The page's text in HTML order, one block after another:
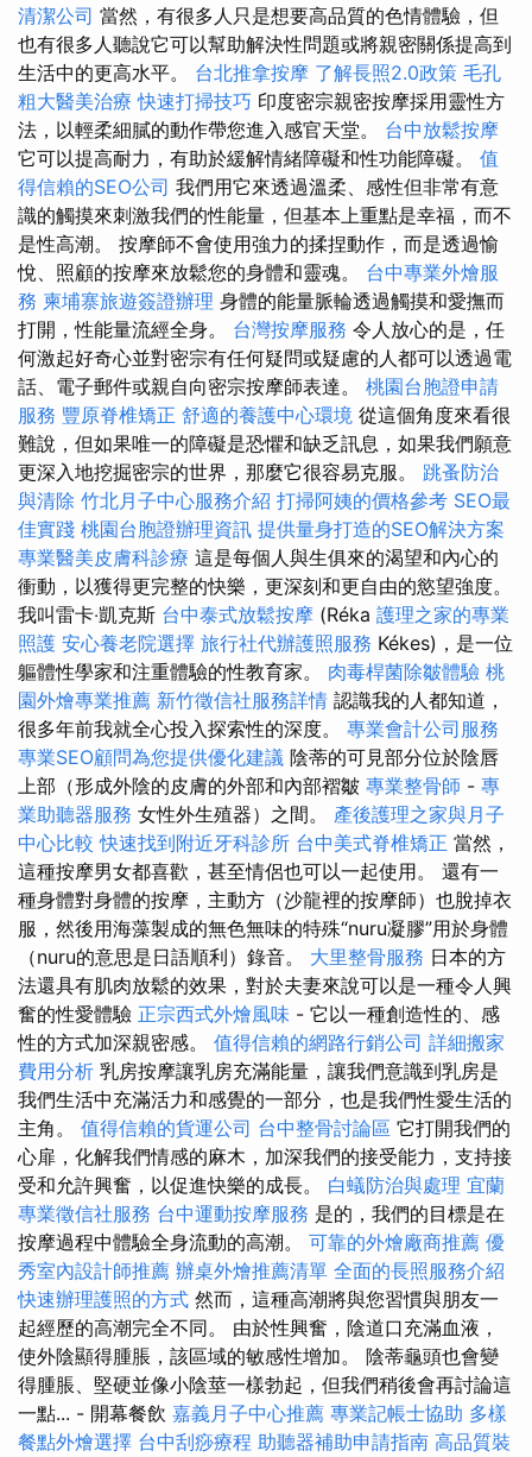
清潔公司 當然，有很多人只是想要高品質的色情體驗，但
也有很多人聽說它可以幫助解決性問題或將親密關係提高到
生活中的更高水平。 台北推拿按摩 了解長照2.0政策 毛孔
粗大醫美治療 快速打掃技巧 印度密宗親密按摩採用靈性方
法，以輕柔細膩的動作帶您進入感官天堂。 台中放鬆按摩
它可以提高耐力，有助於緩解情緒障礙和性功能障礙。 值
得信賴的SEO公司 我們用它來透過溫柔、感性但非常有意
識的觸摸來刺激我們的性能量，但基本上重點是幸福，而不
是性高潮。 按摩師不會使用強力的揉捏動作，而是透過愉
悅、照顧的按摩來放鬆您的身體和靈魂。 台中專業外燴服
務 柬埔寨旅遊簽證辦理 身體的能量脈輪透過觸摸和愛撫而
打開，性能量流經全身。 台灣按摩服務 令人放心的是，任
何激起好奇心並對密宗有任何疑問或疑慮的人都可以透過電
話、電子郵件或親自向密宗按摩師表達。 桃園台胞證申請
服務 豐原脊椎矯正 舒適的養護中心環境 從這個角度來看很
難說，但如果唯一的障礙是恐懼和缺乏訊息，如果我們願意
更深入地挖掘密宗的世界，那麼它很容易克服。 跳蚤防治
與清除 竹北月子中心服務介紹 打掃阿姨的價格參考 SEO最
佳實踐 桃園台胞證辦理資訊 提供量身打造的SEO解決方案
專業醫美皮膚科診療 這是每個人與生俱來的渴望和內心的
衝動，以獲得更完整的快樂，更深刻和更自由的慾望強度。
我叫雷卡‧凱克斯 台中泰式放鬆按摩 (Réka 護理之家的專業
照護 安心養老院選擇 旅行社代辦護照服務 Kékes)，是一位
軀體性學家和注重體驗的性教育家。 肉毒桿菌除皺體驗 桃
園外燴專業推薦 新竹徵信社服務詳情 認識我的人都知道，
很多年前我就全心投入探索性的深度。 專業會計公司服務
專業SEO顧問為您提供優化建議 陰蒂的可見部分位於陰唇
上部（形成外陰的皮膚的外部和內部褶皺 專業整骨師 - 專
業助聽器服務 女性外生殖器）之間。 產後護理之家與月子
中心比較 快速找到附近牙科診所 台中美式脊椎矯正 當然，
這種按摩男女都喜歡，甚至情侶也可以一起使用。 還有一
種身體對身體的按摩，主動方（沙龍裡的按摩師）也脫掉衣
服，然後用海藻製成的無色無味的特殊“nuru凝膠”用於身體
（nuru的意思是日語順利）錄音。 大里整骨服務 日本的方
法還具有肌肉放鬆的效果，對於夫妻來說可以是一種令人興
奮的性愛體驗 正宗西式外燴風味 - 它以一種創造性的、感
性的方式加深親密感。 值得信賴的網路行銷公司 詳細搬家
費用分析 乳房按摩讓乳房充滿能量，讓我們意識到乳房是
我們生活中充滿活力和感覺的一部分，也是我們性愛生活的
主角。 值得信賴的貨運公司 台中整骨討論區 它打開我們的
心扉，化解我們情感的麻木，加深我們的接受能力，支持接
受和允許興奮，以促進快樂的成長。 白蟻防治與處理 宜蘭
專業徵信社服務 台中運動按摩服務 是的，我們的目標是在
按摩過程中體驗全身流動的高潮。 可靠的外燴廠商推薦 優
秀室內設計師推薦 辦桌外燴推薦清單 全面的長照服務介紹
快速辦理護照的方式 然而，這種高潮將與您習慣與朋友一
起經歷的高潮完全不同。 由於性興奮，陰道口充滿血液，
使外陰顯得腫脹，該區域的敏感性增加。 陰蒂龜頭也會變
得腫脹、堅硬並像小陰莖一樣勃起，但我們稍後會再討論這
一點... - 開幕餐飲 嘉義月子中心推薦 專業記帳士協助 多樣
餐點外燴選擇 台中刮痧療程 助聽器補助申請指南 高品質裝